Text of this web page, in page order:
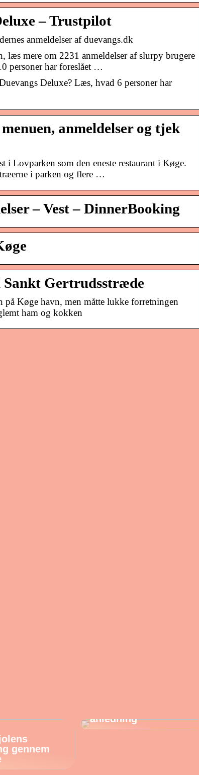
– Trustpilot
anmeldelser af duevangs.dk
læs mere om 2231 anmeldelser af slurpy brugere
personer har foreslået …
Deluxe? Læs, hvad 6 personer har
anmeldelser og tjek
Lovparken som den eneste restaurant i Køge.
i parken og flere …
– Vest – DinnerBooking
Gertrudsstræde
Køge havn, men måtte lukke forretningen
ham og kokken
gennem
anledning